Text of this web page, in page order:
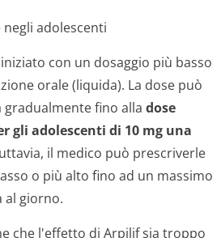
adolescenti
con un dosaggio più basso
orale (liquida). La dose può
gradualmente fino alla dose
gli adolescenti di 10 mg una
il medico può prescriverle
o più alto fino ad un massimo
al giorno.
che l'effetto di Arpilif sia troppo